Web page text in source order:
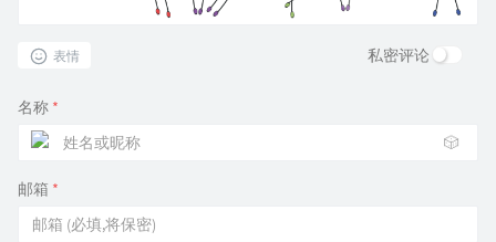
表情 私密评论
名称 *
🎲
邮箱 *